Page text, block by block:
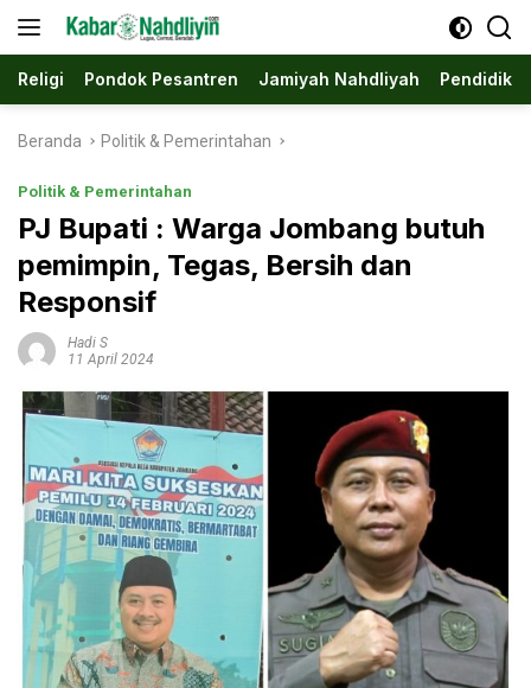
Religi Pondok Pesantren Jamiyah Nahdliyah
Beranda Politik & Pemerintahan
Politik & Pemerintahan
PJ Bupati : Warga Jombang butuh
pemimpin, Tegas, Bersih dan
Responsif
Hadi S
11 April 2024